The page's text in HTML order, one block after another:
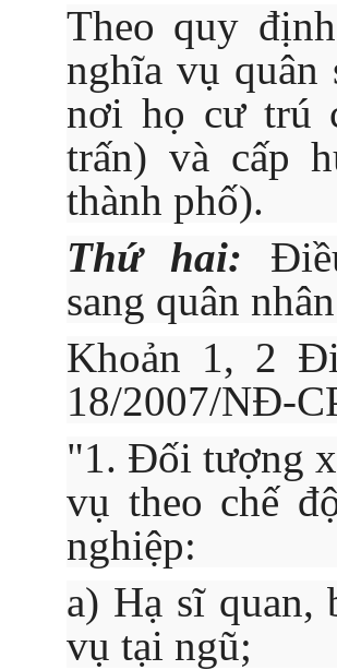
Theo quy
nghĩa vụ
nơi họ cư trú
trấn) và cấp
thành phố).
Thứ hai:
sang quân
Khoản 1, 2
18/2007/NĐ-
"1. Đối tượng
vụ theo chế
nghiệp:
a) Hạ sĩ quan,
vụ tại ngũ;